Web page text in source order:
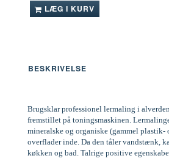
LÆG I KURV
BESKRIVELSE
Brugsklar professionel lermaling i
fremstillet på toningsmaskinen.
mineralske og organiske (gammel
overflader inde. Da den tåler vandstænk,
køkken og bad. Talrige positive